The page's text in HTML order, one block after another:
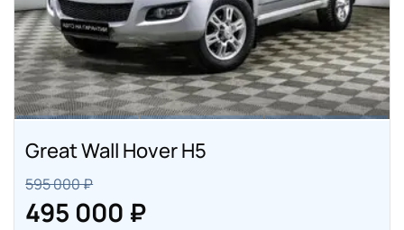
Great Wall Hover H5
595 000 ₽
495 000 ₽